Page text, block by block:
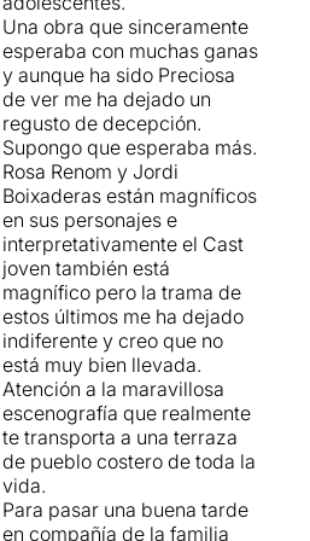
testimonis o els narradors
involuntaris de tot el que ha
de succeir. El fet que s’hagi
escollit a dos esplèndids
veterans com Rosa Renom
Jordi Boixaderasper
interpretar aquests
personatges encara
engrandeix més la distància,
ja que per bé que ho facin
els quatre joves (Emma
Arquillué,Júlia Bonjoch
Arnau Comasi Eudald
Font) hi ha un tema
d’experiència –i fins i tot de
ritme intern- que no acaba
d’encaixar del tot.
Tot i que s’hagués pogut
treure més partit a una
trama com aquesta, podem
assegurar queCasa
Una obra que sinceramente
esperaba con muchas ganas
y aunque ha sido Preciosa
de ver me ha dejado un
regusto de decepción.
Supongo que esperaba más.
Rosa Renom y Jordi
Boixaderas están magníficos
en sus personajes e
interpretativamente el Cast
joven también está
magnífico pero la trama de
estos últimos me ha dejado
indiferente y creo que no
está muy bien llevada.
Atención a la maravillosa
escenografía que realmente
te transporta a una terraza
de pueblo costero de toda la
vida.
Para pasar una buena tarde
en compañía de la familia